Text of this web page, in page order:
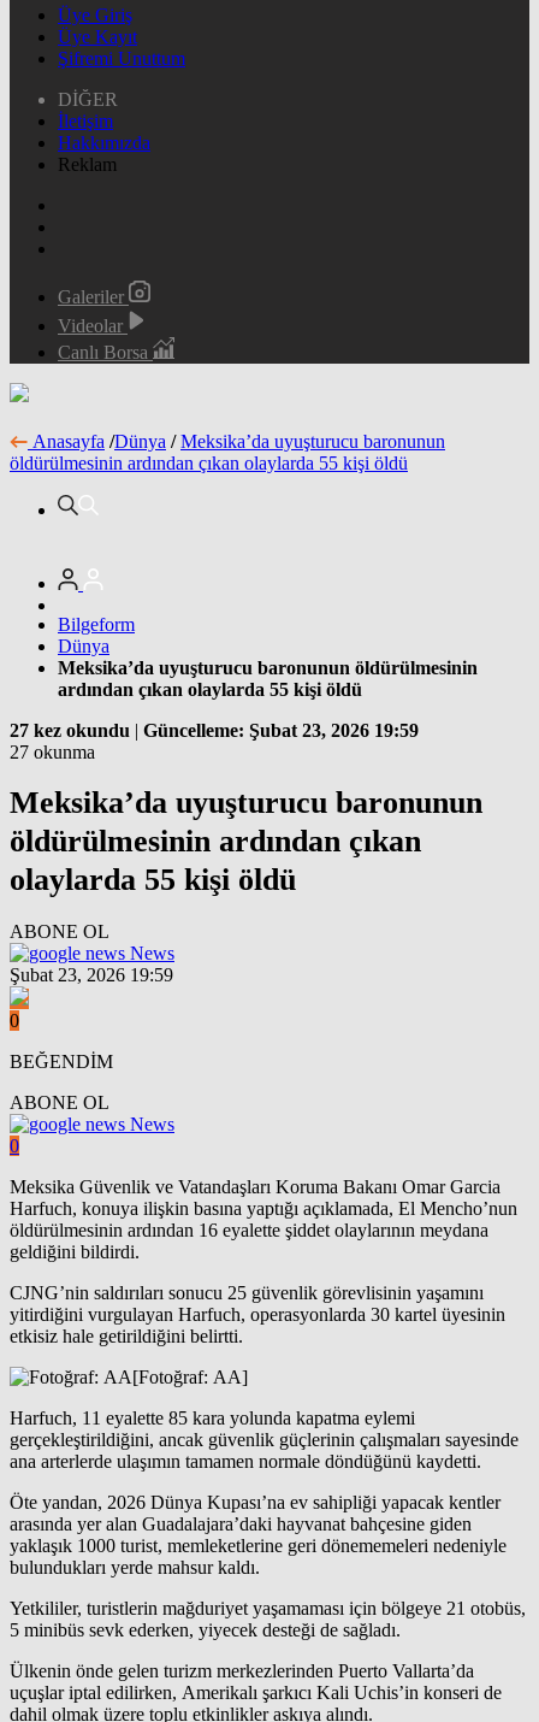
Üye Giriş
Üye Kayıt
Şifremi Unuttum
DİĞER
İletişim
Hakkımızda
Reklam
Galeriler
Videolar
Canlı Borsa
Anasayfa /Dünya / Meksika’da uyuşturucu baronunun
öldürülmesinin ardından çıkan olaylarda 55 kişi öldü
Bilgeform
Dünya
Meksika’da uyuşturucu baronunun öldürülmesinin
ardından çıkan olaylarda 55 kişi öldü
27 kez okundu | Güncelleme: Şubat 23, 2026 19:59
27 okunma
Meksika’da uyuşturucu baronunun
öldürülmesinin ardından çıkan
olaylarda 55 kişi öldü
ABONE OL
News
Şubat 23, 2026 19:59
0
BEĞENDİM
ABONE OL
News
0
Meksika Güvenlik ve Vatandaşları Koruma Bakanı Omar Garcia
Harfuch, konuya ilişkin basına yaptığı açıklamada, El Mencho’nun
öldürülmesinin ardından 16 eyalette şiddet olaylarının meydana
geldiğini bildirdi.
CJNG’nin saldırıları sonucu 25 güvenlik görevlisinin yaşamını
yitirdiğini vurgulayan Harfuch, operasyonlarda 30 kartel üyesinin
etkisiz hale getirildiğini belirtti.
[Fotoğraf: AA]
Harfuch, 11 eyalette 85 kara yolunda kapatma eylemi
gerçekleştirildiğini, ancak güvenlik güçlerinin çalışmaları sayesinde
ana arterlerde ulaşımın tamamen normale döndüğünü kaydetti.
Öte yandan, 2026 Dünya Kupası’na ev sahipliği yapacak kentler
arasında yer alan Guadalajara’daki hayvanat bahçesine giden
yaklaşık 1000 turist, memleketlerine geri dönememeleri nedeniyle
bulundukları yerde mahsur kaldı.
Yetkililer, turistlerin mağduriyet yaşamaması için bölgeye 21 otobüs,
5 minibüs sevk ederken, yiyecek desteği de sağladı.
Ülkenin önde gelen turizm merkezlerinden Puerto Vallarta’da
uçuşlar iptal edilirken, Amerikalı şarkıcı Kali Uchis’in konseri de
dahil olmak üzere toplu etkinlikler askıya alındı.